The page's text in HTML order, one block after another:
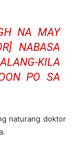
NA MAY
NABASA
KILA
PO SA
naturang doktor